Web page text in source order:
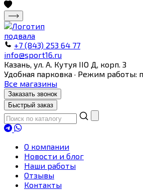
+7 (843) 253 64 77
info@sport16.ru
Казань, ул. А. Кутуя IIO Д, корп. З
Удобная парковка · Режим работы:
Все магазины
Заказать звонок
Быстрый заказ
О компании
Новости и блог
Наши работы
Отзывы
Контакты